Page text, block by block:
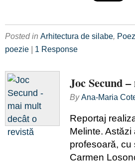
Posted in Arhitectura de silabe,
poezie | 1 Response
Joc Secund
ByAna-Maria
Reportaj
Melinte.
profesoară, cu
Carmen